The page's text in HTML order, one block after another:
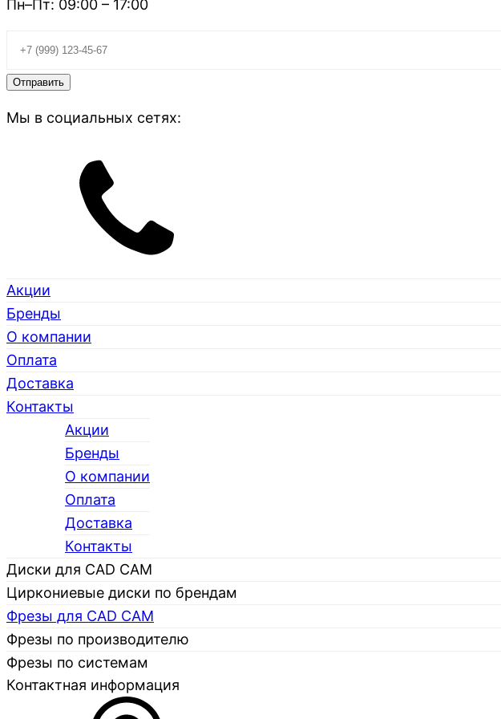
Пн–Пт: 09:00 – 17:00
Мы в социальных сетях:
Акции
Бренды
О компании
Оплата
Доставка
Контакты
Акции
Бренды
О компании
Оплата
Доставка
Контакты
Диски для CAD CAM
Циркониевые диски по брендам
Фрезы для CAD CAM
Фрезы по производителю
Фрезы по системам
Контактная информация